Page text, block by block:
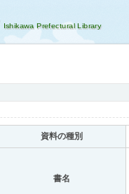
資料の種別
書名